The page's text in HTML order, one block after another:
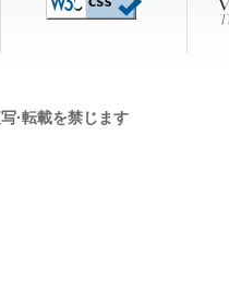
·転載を禁じます